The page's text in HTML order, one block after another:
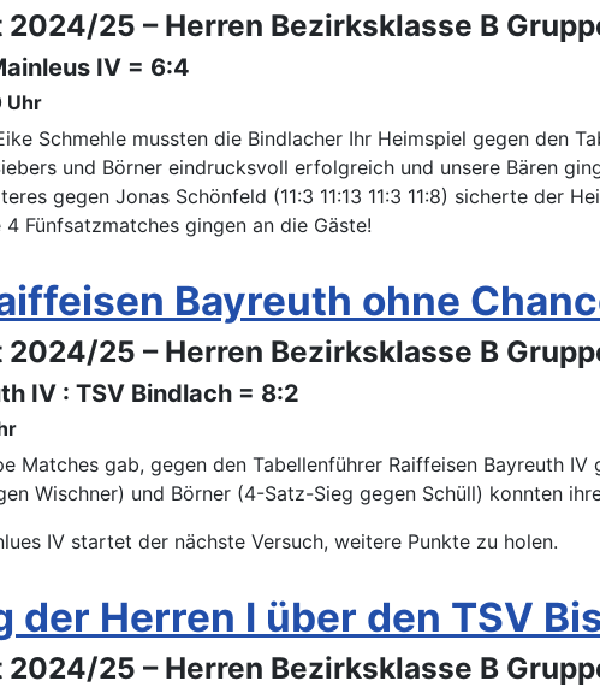
25 – Herren Bezirksklasse B
IV = 6:4
Uhr
Schmehle mussten die Bindlacher Ihr Heimspiel gegen den
und Börner eindrucksvoll erfolgreich und unsere Bären
gegen Jonas Schönfeld (11:3 11:13 11:3 11:8) sicherte der
Fünfsatzmatches gingen an die Gäste!
Bayreuth ohne
25 – Herren Bezirksklasse B
IV : TSV Bindlach = 8:2
Matches gab, gegen den Tabellenführer Raiffeisen Bayreuth
Wischner) und Börner (4-Satz-Sieg gegen Schüll) konnten
IV startet der nächste Versuch, weitere Punkte zu holen.
der Herren I über den TSV
25 – Herren Bezirksklasse B